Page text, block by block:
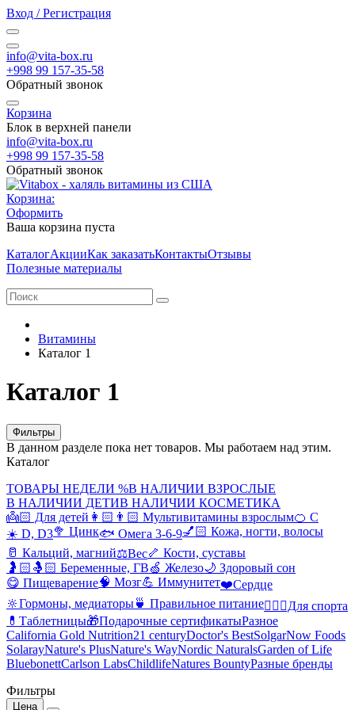
Вход / Регистрация
info@vita-box.ru
+998 99 157-35-58
Обратный звонок
Корзина
Блок в верхней панели
info@vita-box.ru
+998 99 157-35-58
Обратный звонок
Корзина:
Оформить
Ваша корзина пуста
КаталогАкцииКак заказатьКонтактыОтзывы
Полезные материалы
Витамины
Каталог 1
Каталог 1
Фильтры
В данном разделе пока нет товаров. Мы работаем над этим.
Каталог
ТОВАРЫ НЕДЕЛИ %В НАЛИЧИИ ВЗРОСЛЫЕ
В НАЛИЧИИ ДЕТИВ НАЛИЧИИ КОСМЕТИКА
👼🏻 Для детей 👩🏻👨🏻 Мультивитамины взрослым🍊 С
☀️ D, D3🥦 Цинк🐟 Омега 3-6-9💅🏻 Кожа, ногти, волосы
🥛 Кальций, магний⚖️Вес🦴 Кости, суставы
🤰🏻🤱🏻 Беременные, ГВ🍏 Железо🌙 Здоровый сон
😋 Пищеварение🧠 Мозг💪 Иммунитет❤️Сердце
🔆Гормоны, медиаторы🍵 Правильное питание🤸🏻‍♀️Для спорта
💊Таблетницы🎁Подарочные сертификатыРазное
California Gold Nutrition21 centuryDoctor's BestSolgarNow Foods
SolarayNature's PlusNature's WayNordic NaturalsGarden of Life
BluebonettCarlson LabsChildlifeNatures BountyРазные бренды
Фильтры
Цена